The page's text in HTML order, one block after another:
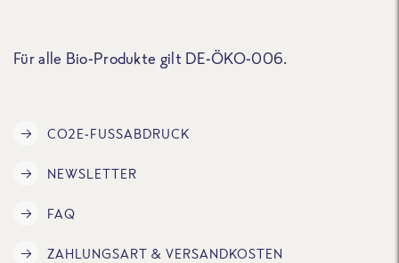
Für alle Bio-Produkte gilt DE-ÖKO-006.
CO2E-FUSSABDRUCK
NEWSLETTER
FAQ
ZAHLUNGSART & VERSANDKOSTEN